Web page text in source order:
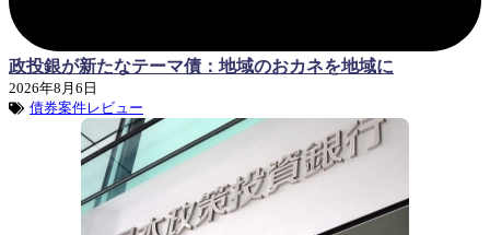
政投銀が新たなテーマ債：地域のおカネを地域に
2026年8月6日
債券案件レビュー